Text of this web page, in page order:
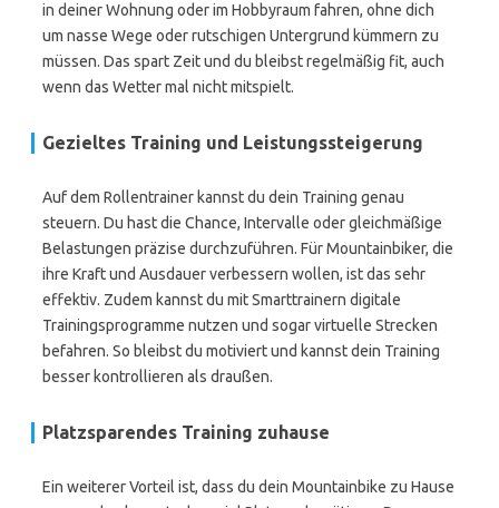
in deiner Wohnung oder im Hobbyraum fahren, ohne dich
um nasse Wege oder rutschigen Untergrund kümmern zu
müssen. Das spart Zeit und du bleibst regelmäßig fit, auch
wenn das Wetter mal nicht mitspielt.
Gezieltes Training und Leistungssteigerung
Auf dem Rollentrainer kannst du dein Training genau
steuern. Du hast die Chance, Intervalle oder gleichmäßige
Belastungen präzise durchzuführen. Für Mountainbiker, die
ihre Kraft und Ausdauer verbessern wollen, ist das sehr
effektiv. Zudem kannst du mit Smarttrainern digitale
Trainingsprogramme nutzen und sogar virtuelle Strecken
befahren. So bleibst du motiviert und kannst dein Training
besser kontrollieren als draußen.
Platzsparendes Training zuhause
Ein weiterer Vorteil ist, dass du dein Mountainbike zu Hause